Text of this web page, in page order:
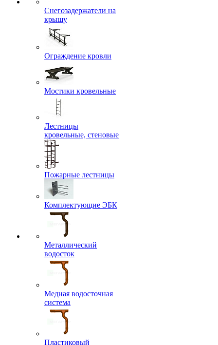
Снегозадержатели на
крышу
Ограждение кровли
Мостики кровельные
Лестницы
кровельные, стеновые
Пожарные лестницы
Комплектующие ЭБК
Металлический
водосток
Медная водосточная
система
Пластиковый